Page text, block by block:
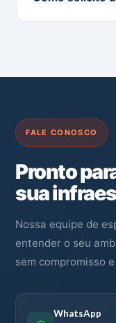
FALE CONOSCO
Pronto
sua
Nossa equipe de
entender o seu
sem compromisso
WhatsApp